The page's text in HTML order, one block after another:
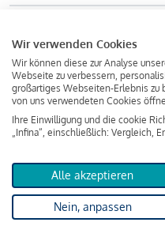
Zu zahlender Gesamtbetrag
Kreditvermittler
von 237.000 Euro
Darüber hinaus fallen aber
Wir verwenden Cookies
Wir können diese zur Analyse
Webseite zu verbessern,
großartiges Webseiten-Erlebnis zu
von uns verwendeten Cookies
Ihre Einwilligung und die cookie
„Infina“, einschließlich: Vergleich,
Alle akzeptieren
Nein, anpassen